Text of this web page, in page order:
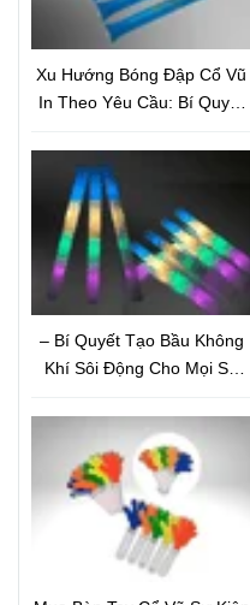
Xu Hướng Bóng Đập Cổ Vũ
In Theo Yêu Cầu: Bí Quyết
– Bí Quyết Tạo Bầu Không
Khí Sôi Động Cho Mọi Sự